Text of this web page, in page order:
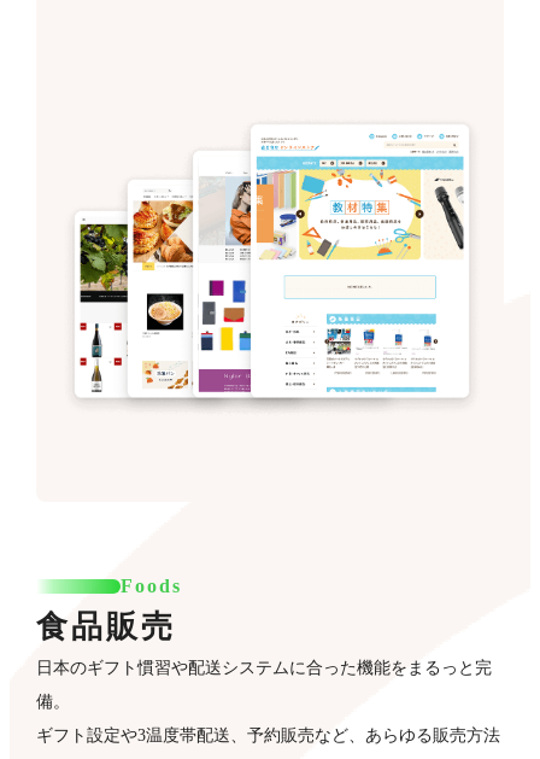
Foods
食品販売
日本のギフト慣習や配送システムに合った機能をまるっと完
備。
ギフト設定や3温度帯配送、予約販売など、あらゆる販売方法